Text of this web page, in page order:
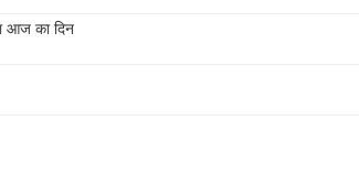
आज का दिन